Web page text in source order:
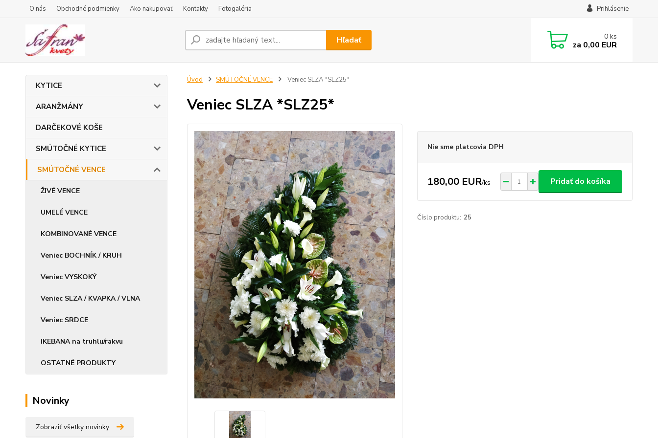
O nás Obchodné podmienky Ako nakupovať Kontakty Fotogaléria Prihlásenie
Hľadať 0 ks
za 0,00 EUR
KYTICE
ARANŽMÁNY
DARČEKOVÉ KOŠE
SMÚTOČNÉ KYTICE
SMÚTOČNÉ VENCE
ŽIVÉ VENCE
UMELÉ VENCE
KOMBINOVANÉ VENCE
Veniec BOCHNÍK / KRUH
Veniec VYSKOKÝ
Veniec SLZA / KVAPKA / VLNA
Veniec SRDCE
IKEBANA na truhlu/rakvu
OSTATNÉ PRODUKTY
Novinky
Zobraziť všetky novinky
Úvod SMÚTOČNÉ VENCE Veniec SLZA *SLZ25*
Veniec SLZA *SLZ25*
Nie sme platcovia DPH
180,00 EUR/ks Pridať do košíka
Číslo produktu: 25